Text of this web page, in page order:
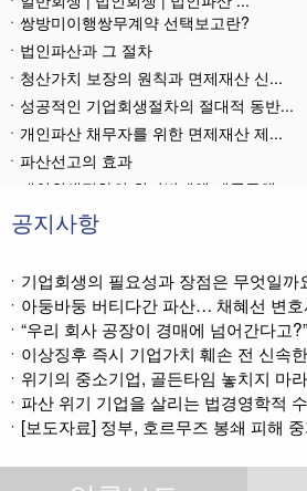
ㆍ법인파산과 그 절차
ㆍ청산가치 보장의 원칙과 면제재산 신...
ㆍ성공적인 기업회생절차의 절대적 동반...
ㆍ개인파산 채무자를 위한 면제재산 제...
ㆍ파산선고의 효과
ㆍ 개인회생절차의 최저변제액 제공금액
ㆍ기업회생제도와 기업파산제도
ㆍ법인파산 후 이사의 연대보증책임 해...
ㆍ법인파산절차와 기업회생절차 개요
ㆍ개인회생재단채권(우선권이 있는 채권...
ㆍ개인회생재단이란?
ㆍ개인회생채권이란?
ㆍ가용소득이란?
ㆍ회생신청 후 경매절차 정지신청은?
ㆍ별제권부 채권(회생절차에서의 근저당...
공지사항
ㆍ기업회생의 필요성과 장점은 무엇일까
ㆍ아둥바둥 버티다간 파산… 채혜선 변
ㆍ“우리 회사 공장이 경매에 넘어간다고
ㆍ이상징후 즉시 기업가치 훼손 전 신속
ㆍ위기의 중소기업, 골든타임 놓치지 마
ㆍ파산 위기 기업을 살리는 법경영학적
ㆍ[보도자료] 정부, 호르무즈 봉쇄 피해 중